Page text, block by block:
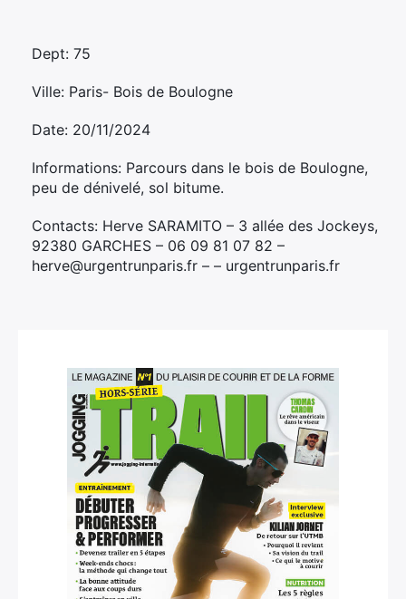
Dept: 75
Ville: Paris- Bois de Boulogne
Date: 20/11/2024
Informations: Parcours dans le bois de Boulogne,
peu de dénivelé, sol bitume.
Contacts: Herve SARAMITO – 3 allée des Jockeys,
92380 GARCHES – 06 09 81 07 82 –
herve@urgentrunparis.fr – – urgentrunparis.fr